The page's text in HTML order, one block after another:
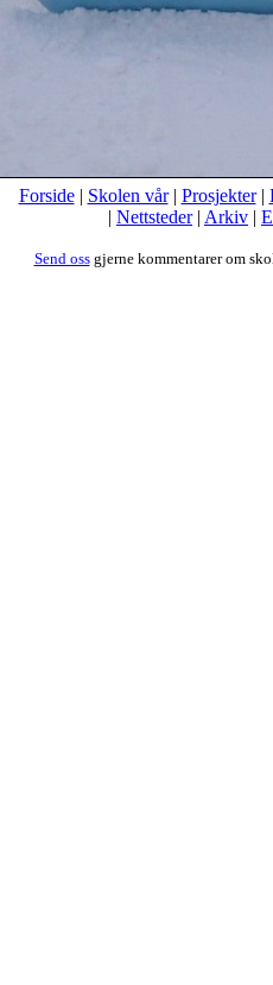
Forside| Skolen vår| Prosjekter|
| Nettsteder| Arkiv |
Send ossgjerne kommentarer om